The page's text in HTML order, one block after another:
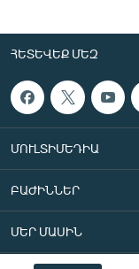
ՀԵՏԵՎԵՔ ՄԵԶ
ՄՈՒԼՏԻՄԵԴԻԱ
ԲԱԺԻՆՆԵՐ
ՄԵՐ ՄԱՍԻՆ